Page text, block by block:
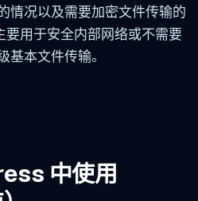
情况以及需要加密文件传输的
用于安全内部网络或不需要
基本文件传输。
中使用